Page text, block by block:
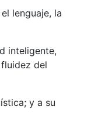
lenguaje, la
inteligente,
del
y a su